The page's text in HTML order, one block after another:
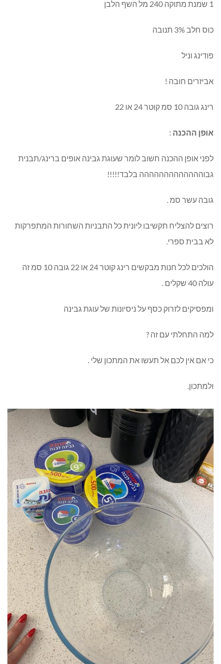
1 שמנת מתוקה 240 מל השף הלבן
כוס חלב 3% תנובה
פודינג וניל
אביזרים חובה !
רינג גובה 10 סמ קוטר 24 או 22
אופן ההכנה :
לפני אופן ההכנה חשוב לומר שעוגת גבינה אופים ברינג/תבנית
גבוההההההההההההה בלבד!!!!!
גובה עשר סמ .
רוצים להצליח תקשיבו ליונית כל התבניות השחורות המתפרקות
לא בבית ספרי.
הולכים לכל חנות מבקשים רינג קוטר 24 או 22 גובה 10 סמ זה
עולה 40 שקלים .
ומפסיקים לזרוק כסף על ניסיונות של עוגת גבינה
למה התחלתי עם זה ?
כי אם אין לכם אל תעשו את המתכון שלי .
ולמתכון.